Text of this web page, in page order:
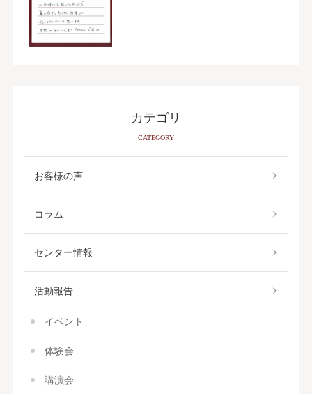
カテゴリ
CATEGORY
お客様の声
コラム
センター情報
活動報告
イベント
体験会
講演会